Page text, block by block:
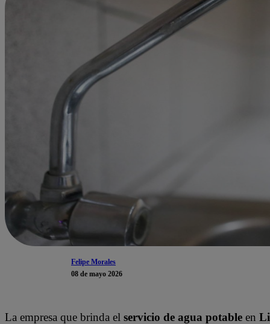
Felipe Morales
08 de mayo 2026
La empresa que brinda el servicio de agua potable en